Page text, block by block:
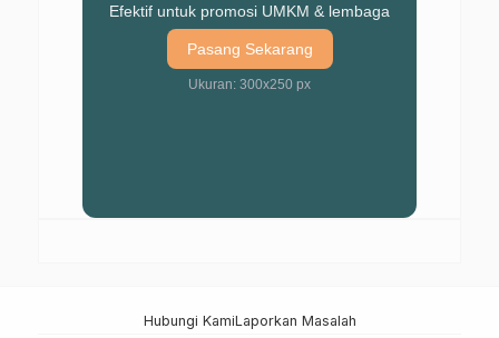
Efektif untuk promosi UMKM & lembaga
Pasang Sekarang
Ukuran: 300x250 px
Hubungi KamiLaporkan Masalah